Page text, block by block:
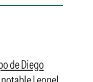
de Diego